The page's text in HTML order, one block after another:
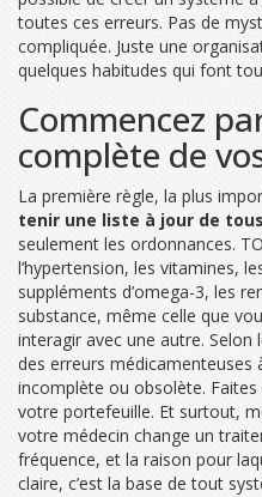
toutes ces erreurs. Pas de
compliquée. Juste une
quelques habitudes qui font
Commencez
complète de
La première règle, la plus
tenir une liste à jour de
seulement les ordonnances.
l’hypertension, les vitamines,
suppléments d’omega-3, les
substance, même celle que
interagir avec une autre. Selon
des erreurs médicamenteuses
incomplète ou obsolète.
votre portefeuille. Et surtout,
votre médecin change un
fréquence, et la raison pour
claire, c’est la base de tout